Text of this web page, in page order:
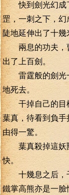
快到劍光幻成了
罡，一刺之下，幻
陡地延伸出了十幾
兩息的功夫，曹
出了上百劍。
雷霆般的劍光一
地死去。
干掉自己的目標
葉真，待看到負
由得一驚。
葉真殺掉這妖獸
快。
十幾息之后，干
鐵掌高熊亦是一臉